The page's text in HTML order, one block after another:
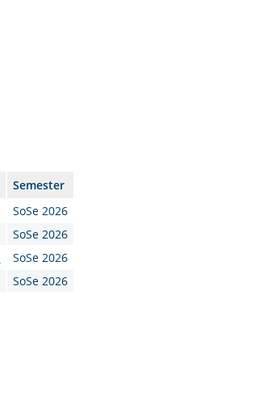
Semester
SoSe 2026
SoSe 2026
SoSe 2026
SoSe 2026